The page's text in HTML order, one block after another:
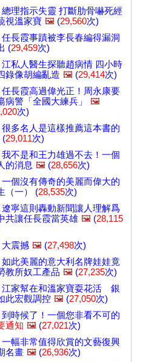
總理指示失靈 打斷肋骨嚇死經
視溫家寶 🖼️ (29,560次)
任長霞事蹟被李長春編得漏洞
(29,459次)
江私人醫生探聽趙病情 四小時
錄像胡編亂造 🖼️ (29,414次)
任長霞高過偉光正！周永康要
病警「全國大練兵」
🖼️
次)
很多名人是這樣推薦這本書的
(29,011次)
我不是和王力雄過不去！一個
的消息 🖼️ (28,656次)
一個沒有傳奇的美麗而偉大的
（一） (28,535次)
遼寧這則轟動新聞讓人理解爲
共讓任長霞當英雄 🖼️ (28,115
大震撼 🖼️ (27,498次)
如此美麗的意大利名牌娃娃竟
教所奴工產品 🖼️ (27,235次)
江家幫在和溫家寶耍花活 銀
此宏觀調控 🖼️ (27,050次)
到時候了！一個您非看不可的
通知 🖼️ (27,021次)
一幅非常值得欣賞的文藝復興
名畫 🖼️ (26,936次)